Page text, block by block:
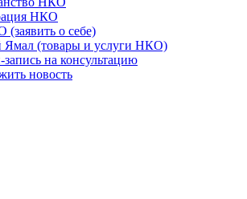
НКО
о себе)
Ямал (товары и услуги НКО)
на консультацию
новость